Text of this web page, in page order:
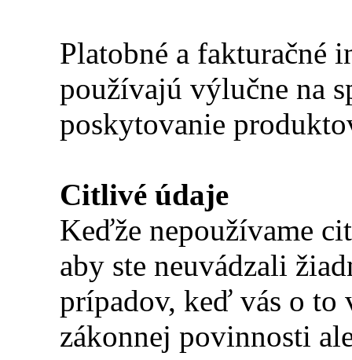
Platobné a fakturačné
používajú výlučne na
poskytovanie
Citlivé údaje
Keďže nepoužívame
aby ste neuvádzali
prípadov, keď vás o to
zákonnej povinnosti